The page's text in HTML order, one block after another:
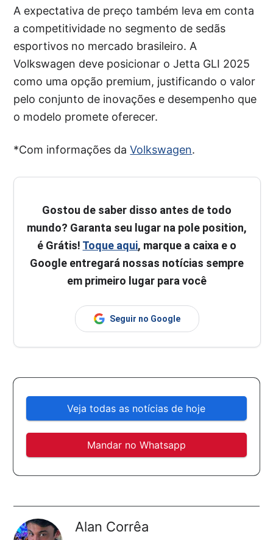
A expectativa de preço também leva em conta
a competitividade no segmento de sedãs
esportivos no mercado brasileiro. A
Volkswagen deve posicionar o Jetta GLI 2025
como uma opção premium, justificando o valor
pelo conjunto de inovações e desempenho que
o modelo promete oferecer.
*Com informações daVolkswagen.
Gostou de saber disso antes de todo
mundo? Garanta seu lugar na pole position,
é Grátis! Toque aqui, marque a caixa e o
Google entregará nossas notícias sempre
em primeiro lugar para você
Seguir no Google
Veja todas as notícias de hoje
Mandar no Whatsapp
Alan Corrêa